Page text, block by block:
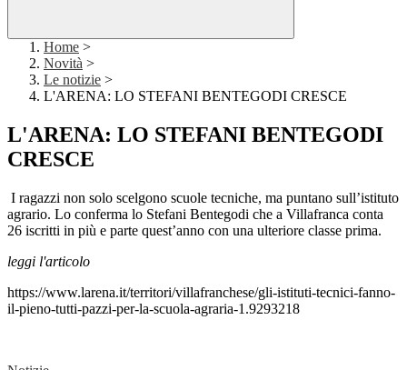
Home >
Novità >
Le notizie >
L'ARENA: LO STEFANI BENTEGODI CRESCE
L'ARENA: LO STEFANI BENTEGODI
CRESCE
I ragazzi non solo scelgono scuole tecniche, ma puntano sull’istituto
agrario. Lo conferma lo Stefani Bentegodi che a Villafranca conta
26 iscritti in più e parte quest’anno con una ulteriore classe prima.
leggi l'articolo
https://www.larena.it/territori/villafranchese/gli-istituti-tecnici-fanno-
il-pieno-tutti-pazzi-per-la-scuola-agraria-1.9293218